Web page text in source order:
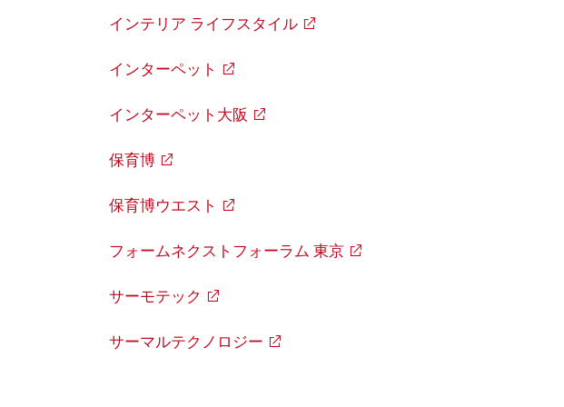
インテリア ライフスタイル
インターペット
インターペット大阪
保育博
保育博ウエスト
フォームネクストフォーラム 東京
サーモテック
サーマルテクノロジー